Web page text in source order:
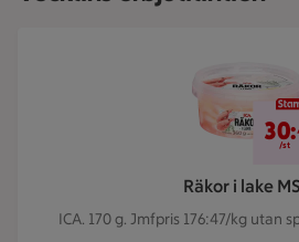
Räkor i lake
ICA. 170 g. Jmfpris 176:47/kg utan
/st